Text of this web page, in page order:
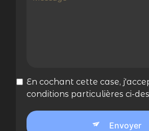
En cochant cette case,
conditions particulières ci-
Envoyer